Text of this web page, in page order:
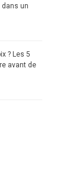
dans un
? Les 5
avant de